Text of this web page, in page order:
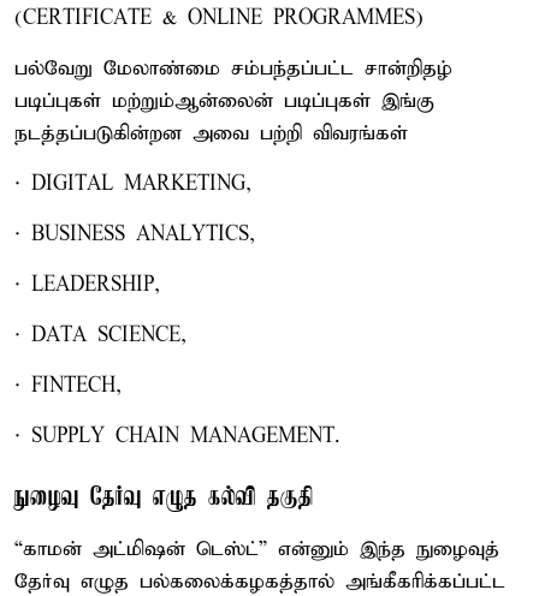
(CERTIFICATE & ONLINE PROGRAMMES)
பல்வேறு மேலாண்மை சம்பந்தப்பட்ட சான்றிதழ்
படிப்புகள் மற்றும்ஆன்லைன் படிப்புகள் இங்கு
நடத்தப்படுகின்றன அவை பற்றி விவரங்கள்
· DIGITAL MARKETING,
· BUSINESS ANALYTICS,
· LEADERSHIP,
· DATA SCIENCE,
· FINTECH,
· SUPPLY CHAIN MANAGEMENT.
நுழைவு தேர்வு எழுத கல்வி தகுதி
“காமன் அட்மிஷன் டெஸ்ட்” என்னும் இந்த நுழைவுத்
தேர்வு எழுத பல்கலைக்கழகத்தால் அங்கீகரிக்கப்பட்ட